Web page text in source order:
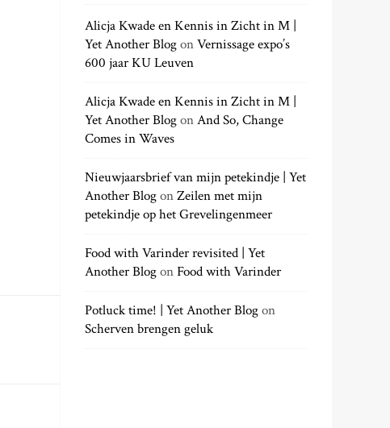
h
f
o
:
h
.
Alicja Kwade en Kennis in Zicht in M |
Yet Another BlogonVernissage expo’s
600 jaar KU Leuven
Alicja Kwade en Kennis in Zicht in M |
Yet Another BlogonAnd So, Change
Comes in Waves
Nieuwjaarsbrief van mijn petekindje | Yet
Another BlogonZeilen met mijn
petekindje op het Grevelingenmeer
Food with Varinder revisited | Yet
Another BlogonFood with Varinder
Potluck time! | Yet Another Blogon
Scherven brengen geluk